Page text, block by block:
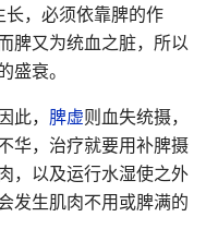
长，必须依靠脾的作
脾又为统血之脏，所以
盛衰。
， 脾虚则血失统摄，
华，治疗就要用补脾摄
，以及运行水湿使之外
发生肌肉不用或脾满的